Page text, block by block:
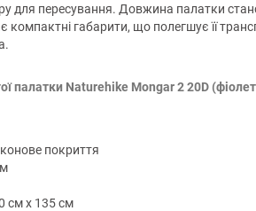
для пересування. Довжина палатки
габарити, що полегшує її
палатки Naturehike Mongar 2 20D
покриття
см х 135 см